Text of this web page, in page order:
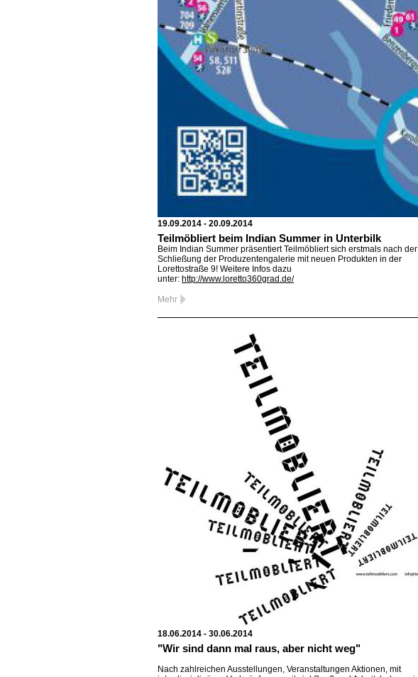
19.09.2014 - 20.09.2014
Teilmöbliert beim Indian Summer in Unterbilk
Beim Indian Summer präsentiert Teilmöbliert sich erstmals nach der
Schließung der Produzentengalerie mit neuen Produkten in der
Lorettostraße 9! Weitere Infos dazu
unter: http://www.loretto360grad.de/
Mehr
18.06.2014 - 30.06.2014
"Wir sind dann mal raus, aber nicht weg"
Nach zahlreichen Ausstellungen, Veranstaltungen Aktionen, mit